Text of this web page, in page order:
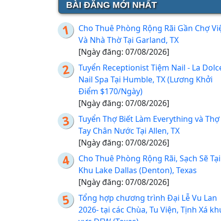
BÀI ĐĂNG MỚI NHẤT
Cho Thuê Phòng Rộng Rãi Gần Chợ
Và Nhà Thờ Tại Garland, TX
[Ngày đăng: 07/08/2026]
Tuyển Receptionist Tiệm Nail - La
Nail Spa Tại Humble, TX (Lương Khởi
Điểm $170/Ngày)
[Ngày đăng: 07/08/2026]
Tuyển Thợ Biết Làm Everything và Thợ
Tay Chân Nước Tại Allen, TX
[Ngày đăng: 07/08/2026]
Cho Thuê Phòng Rộng Rãi, Sạch Sẽ Tại
Khu Lake Dallas (Denton), Texas
[Ngày đăng: 07/08/2026]
Tổng hợp chương trình Đại Lễ Vu Lan
2026- tại các Chùa, Tu Viện, Tịnh Xá